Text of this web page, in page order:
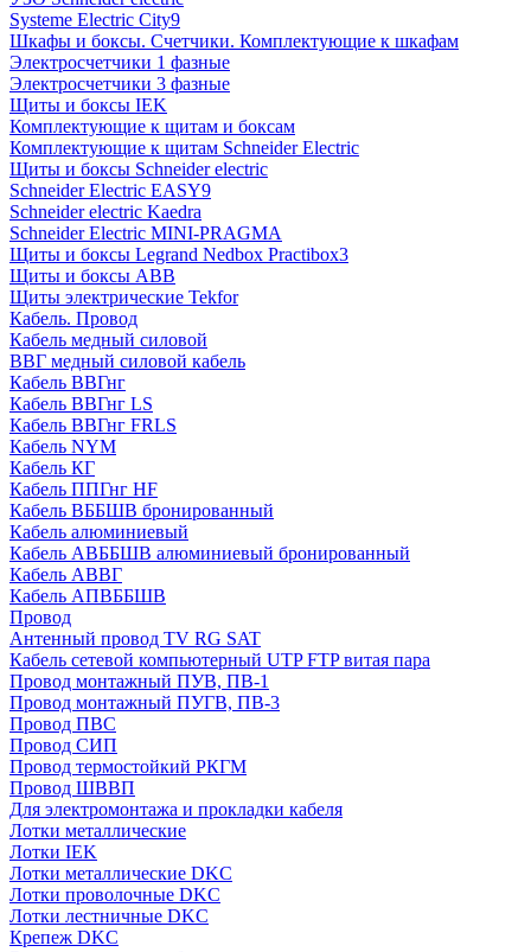
Systeme Electric City9
Шкафы и боксы. Счетчики. Комплектующие к шкафам
Электросчетчики 1 фазные
Электросчетчики 3 фазные
Щиты и боксы IEK
Комплектующие к щитам и боксам
Комплектующие к щитам Schneider Electric
Щиты и боксы Schneider electric
Schneider Electric EASY9
Schneider electric Kaedra
Schneider Electric MINI-PRAGMA
Щиты и боксы Legrand Nedbox Practibox3
Щиты и боксы ABB
Щиты электрические Tekfor
Кабель. Провод
Кабель медный силовой
ВВГ медный силовой кабель
Кабель ВВГнг
Кабель ВВГнг LS
Кабель ВВГнг FRLS
Кабель NYM
Кабель КГ
Кабель ППГнг HF
Кабель ВББШВ бронированный
Кабель алюминиевый
Кабель АВББШВ алюминиевый бронированный
Кабель АВВГ
Кабель АПВББШВ
Провод
Антенный провод TV RG SAT
Кабель сетевой компьютерный UTP FTP витая пара
Провод монтажный ПУВ, ПВ-1
Провод монтажный ПУГВ, ПВ-3
Провод ПВС
Провод СИП
Провод термостойкий РКГМ
Провод ШВВП
Для электромонтажа и прокладки кабеля
Лотки металлические
Лотки IEK
Лотки металлические DKC
Лотки проволочные DKC
Лотки лестничные DKC
Крепеж DKC